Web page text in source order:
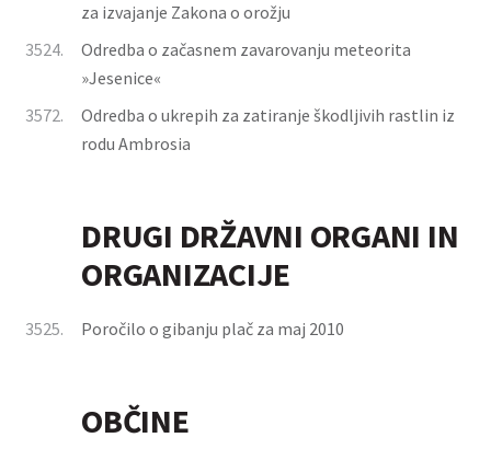
za izvajanje Zakona o orožju
3524.
Odredba o začasnem zavarovanju meteorita
»Jesenice«
3572.
Odredba o ukrepih za zatiranje škodljivih rastlin iz
rodu Ambrosia
DRUGI DRŽAVNI ORGANI IN
ORGANIZACIJE
3525. Poročilo o gibanju plač za maj 2010
OBČINE